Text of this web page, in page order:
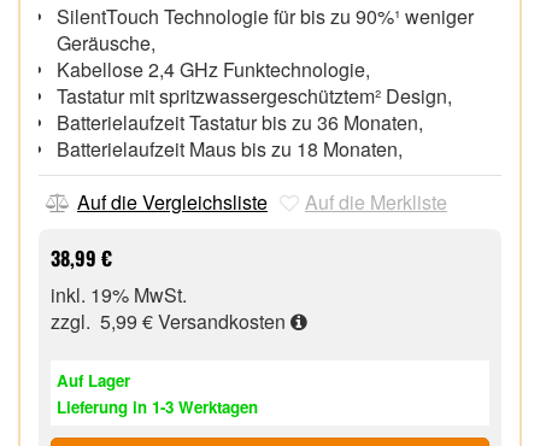
SilentTouch Technologie für bis zu 90%¹ weniger
Geräusche,
Kabellose 2,4 GHz Funktechnologie,
Tastatur mit spritzwassergeschütztem² Design,
Batterielaufzeit Tastatur bis zu 36 Monaten,
Batterielaufzeit Maus bis zu 18 Monaten,
Auf die Vergleichsliste
Auf die Merkliste
38,99 €
inkl. 19% MwSt.
zzgl. 5,99 €Versandkosten
Auf Lager
Lieferung in 1-3 Werktagen